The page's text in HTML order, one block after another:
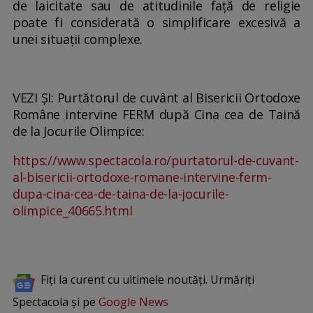
de laicitate sau de atitudinile față de religie
poate fi considerată o simplificare excesivă a
unei situații complexe.
VEZI ȘI: Purtătorul de cuvânt al Bisericii Ortodoxe
Române intervine FERM după Cina cea de Taină
de la Jocurile Olimpice:
https://www.spectacola.ro/purtatorul-de-cuvant-
al-bisericii-ortodoxe-romane-intervine-ferm-
dupa-cina-cea-de-taina-de-la-jocurile-
olimpice_40665.html
Fiți la curent cu ultimele noutăți. Urmăriți
Spectacola și pe Google News